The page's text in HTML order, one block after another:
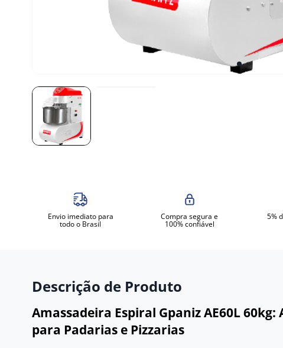
Envio imediato para
todo o Brasil
Compra segura e
100% confiável
5%
Descrição de Produto
Amassadeira Espiral Gpaniz AE60L
para Padarias e Pizzarias